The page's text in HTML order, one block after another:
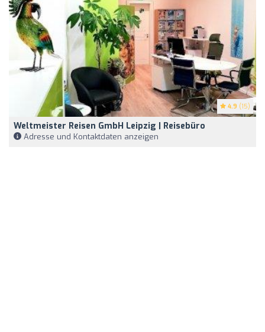
4.9 (15)
Weltmeister Reisen GmbH Leipzig | Reisebüro
Adresse und Kontaktdaten anzeigen